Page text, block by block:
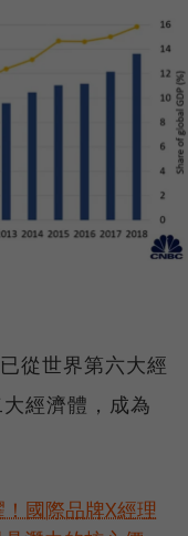
從世界第六大經
經濟體，成為
國際品牌X經理